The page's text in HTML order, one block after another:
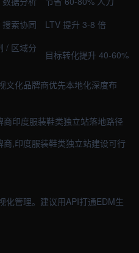
索协同
LTV 提升 3-8 倍
/ 区域分
目标转化提升 40-60%
文化品牌商优先本地化深度布
印度服装鞋类独立站落地路径
,印度服装鞋类独立站建设可行
化管理。建议用API打通EDM生